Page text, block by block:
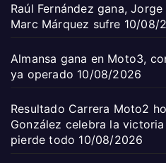
Raúl Fernández gana,
Marc Márquez sufre 10/08/
Almansa gana en Moto3,
ya operado 10/08/2026
Resultado Carrera Moto2
González celebra la
pierde todo 10/08/2026